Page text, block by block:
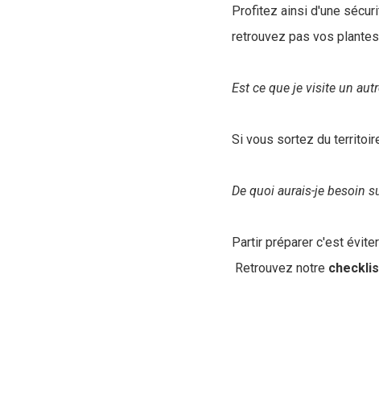
Profitez ainsi d'une
retrouvez pas vos
Est ce que je visite un
Si vous sortez du
De quoi aurais-je besoin
Partir préparer c'est
Retrouvez notre